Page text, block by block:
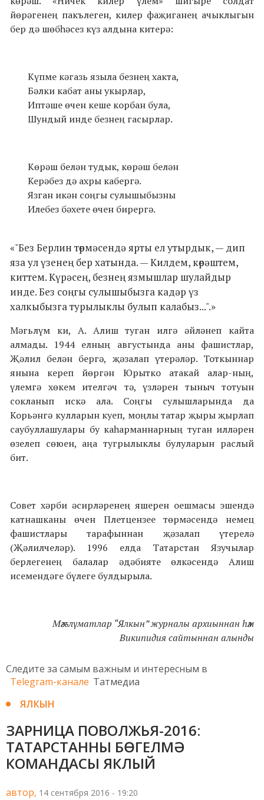
йөрәгенең пакълеген, килер фаҗиганең ачык­лыгын
бер дә шөбһәсез күз алдына китерә:
Күпме кәгазь языла безнең хакта,
Бәлки кабат аны укырлар,
Иптәше өчен кеше корбан була,
Шундый инде безнең гасырлар.
Көрәш белән тудык, көрәш белән
Керәбез дә ахры кабергә.
Язган икән соңгы сулышыбызны
Илебез бәхете өчен бирергә.
«"Без Берлин төрмәсендә ярты ел утырдык, — дип
яза ул үзенең бер хатында. — Килдем, көрәштем,
киттем. Күрәсең, безнең язмышлар шулайдыр
инде. Без соңгы сулышыбызга кадәр үз
халкыбызга турылыклы булып калабыз...".»
Мәгьлүм ки, А. Алиш туган илгә әйләнеп кайта
алмады. 1944 елның августында аны фашистлар,
Җәлил белән бергә, җәзалап үтерәләр. Тоткыннар
янына кереп йөргән Юрытко атакай алар-ның,
үлемгә хөкем ителгәч тә, үзләрен тыныч тотуын
сокла­нып искә ала. Соңгы сулышларында да
Корьәнгә кулларын куеп, моңлы татар җыры җырлап
саубуллашулары бу каһар­маннарның туган илләрен
өзелеп сөюен, аңа тугрылыклы бу­луларын раслый
бит.
Совет хәрби әсирләренең яшерен оешмасы эшендә
катнашканы өчен Плетцензее төрмәсендә немец
фашистлары тарафыннан җәзалап үтерелә
(Җәлилчеләр). 1996 елда Татарстан Язучылар
берлегенең балалар әдәбияте өлкәсендә Алиш
исемендәге бүлеге булдырыла.
Мәгълүматлар “Ялкын” журналы архиыннан һәм
Википидия сайтыннан алынды
Следите за самым важным и интересным в
Telegram-канале Татмедиа
ЯЛКЫН
ЗАРНИЦА ПОВОЛЖЬЯ-2016:
ТАТАРСТАННЫ БӨГЕЛМӘ
КОМАНДАСЫ ЯКЛЫЙ
автор, 14 сентября 2016 - 19:20